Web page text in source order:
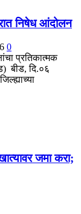
निषेध आंदोलन
0
प्रतिकात्मक
बीड, दि.०६
जमा करा;